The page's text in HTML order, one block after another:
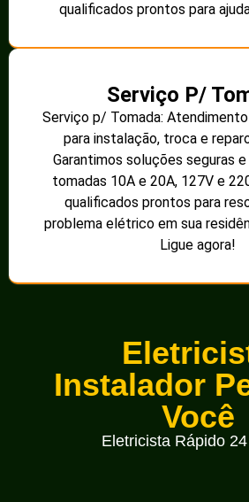
qualificados prontos para
Serviço P/
Serviço p/ Tomada:
para instalação, troca e
Garantimos soluções seguras
tomadas 10A e 20A, 127V e
qualificados prontos para
problema elétrico em sua
Ligue agora!
Instalador
Você
Eletricista Rápido